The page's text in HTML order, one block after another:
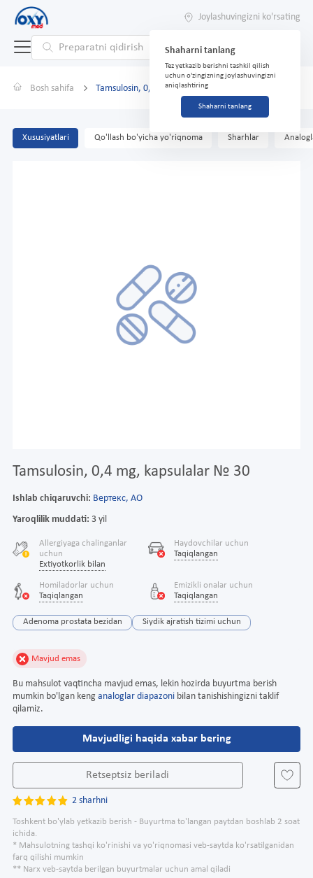
Joylashuvingizni ko'rsating
Shaharni tanlang
Tez yetkazib berishni tashkil qilish
uchun o'zingizning joylashuvingizni
aniqlashtiring
Shaharni tanlang
Bosh sahifa Tamsulosin, 0,4 mg, kapsulalar № 30
Xususiyatlari Qo'llash bo'yicha yo'riqnoma Sharhlar
Tamsulosin, 0,4 mg, kapsulalar № 30
Ishlab chiqaruvchi: Вертекс, АО
Yaroqlilik muddati: 3 yil
Allergiyaga chalinganlar
uchun
Extiyotkorlik bilan
Haydovchilar uchun
Taqiqlangan
Homiladorlar uchun
Taqiqlangan
Emizikli onalar uchun
Taqiqlangan
Adenoma prostata bezidan Siydik ajratish tizimi uchun
Mavjud emas
Bu mahsulot vaqtincha mavjud emas, lekin hozirda buyurtma berish
mumkin bo'lgan keng analoglar diapazoni bilan tanishishingizni taklif
qilamiz.
Mavjudligi haqida xabar bering
Retseptsiz beriladi
2 sharhni
Toshkent bo'ylab yetkazib berish - Buyurtma to'langan paytdan boshlab 2 soat
ichida.
* Mahsulotning tashqi ko'rinishi va yo'riqnomasi veb-saytda ko'rsatilganidan
farq qilishi mumkin
** Narx veb-saytda berilgan buyurtmalar uchun amal qiladi